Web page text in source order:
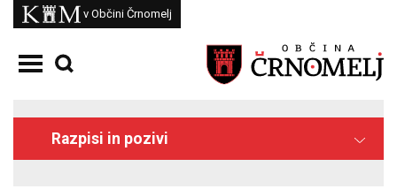
Skoči na vsebino
Kam
v Občini Črnomelj
Odpri meni
Razpisi in pozivi